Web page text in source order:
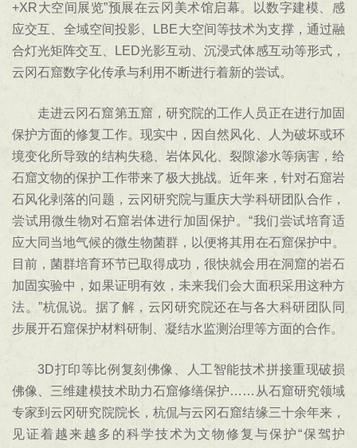
+XR大空间展览”预展在云冈美术馆启幕。以数字建模、感
应交互、全域空间投影、LBE大空间等技术为支撑，通过融
合灯光矩阵交互、LED光影互动、沉浸式体感互动等形式，
云冈石窟数字化传承与利用不断进行着新的尝试。
走进云冈石窟第五窟，研究院的工作人员正在进行加固
保护方面的修复工作。现实中，因自然风化、人为破坏或环
境变化所导致的结构失稳、岩体风化、裂隙渗水等病害，给
石窟文物的保护工作带来了极大挑战。近年来，针对石窟岩
石风化剥落的问题，云冈研究院与重庆大学科研团队合作，
尝试用微生物对石窟岩体进行加固保护。“我们尝试培育适
应大同当地气候的微生物菌群，以便将其用在石窟保护中。
目前，菌群培育环节已取得成功，很快就会用在洞窟的岩石
加固实验中，如果证明有效，未来我们会大面积采用这种方
法。”杭侃说。据了解，云冈研究院还在与各大科研团队同
步展开石窟保护材料研制、凝结水监测治理等方面的合作。
3D打印等比例复刻佛像、人工智能技术拼接重现破损
佛像、三维建模技术助力石窟修缮保护……从石窟研究领域
专家到云冈研究院院长，杭侃与云冈石窟结缘三十余年来，
见证着越来越多的科学技术为文物修复与保护“保驾护